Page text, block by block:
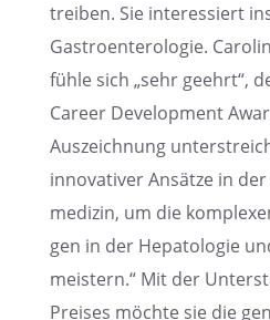
trei­ben. Sie inter­es­siert
Gastro­en­te­ro­lo­gie.
fühle sich „sehr geehrt“,
Career Develo­p­ment
Auszeich­nung
innova­ti­ver Ansätze in
me­di­zin, um die
gen in der Hepato­lo­gie
meistern.“ Mit der
Preises möchte sie die